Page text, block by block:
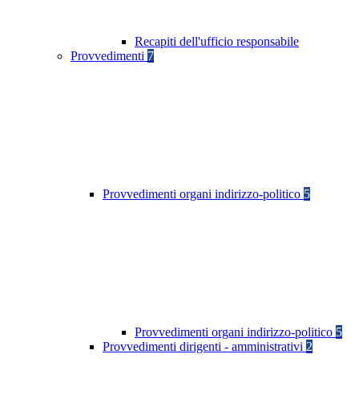
Recapiti dell'ufficio responsabile
Provvedimenti 7
Provvedimenti organi indirizzo-politico 5
Provvedimenti organi indirizzo-politico 5
Provvedimenti dirigenti - amministrativi 2